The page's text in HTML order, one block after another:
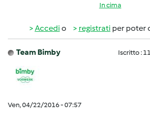
In cima
Accedi o registrati per poter
Team Bimby Iscritto :
Ven, 04/22/2016 - 07:57